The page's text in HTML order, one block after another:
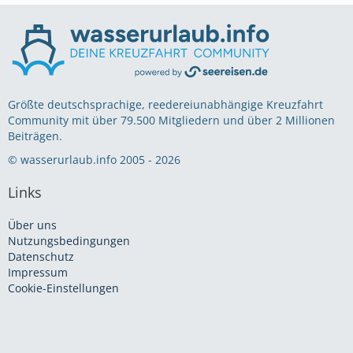
Größte deutschsprachige, reedereiunabhängige Kreuzfahrt
Community mit über 79.500 Mitgliedern und über 2 Millionen
Beiträgen.
© wasserurlaub.info 2005 - 2026
Links
Über uns
Nutzungsbedingungen
Datenschutz
Impressum
Cookie-Einstellungen